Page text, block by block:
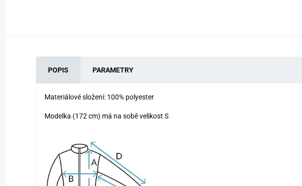
POPIS PARAMETRY
Materiálové složení: 100% polyester
Modelka (172 cm) má na sobě velikost S